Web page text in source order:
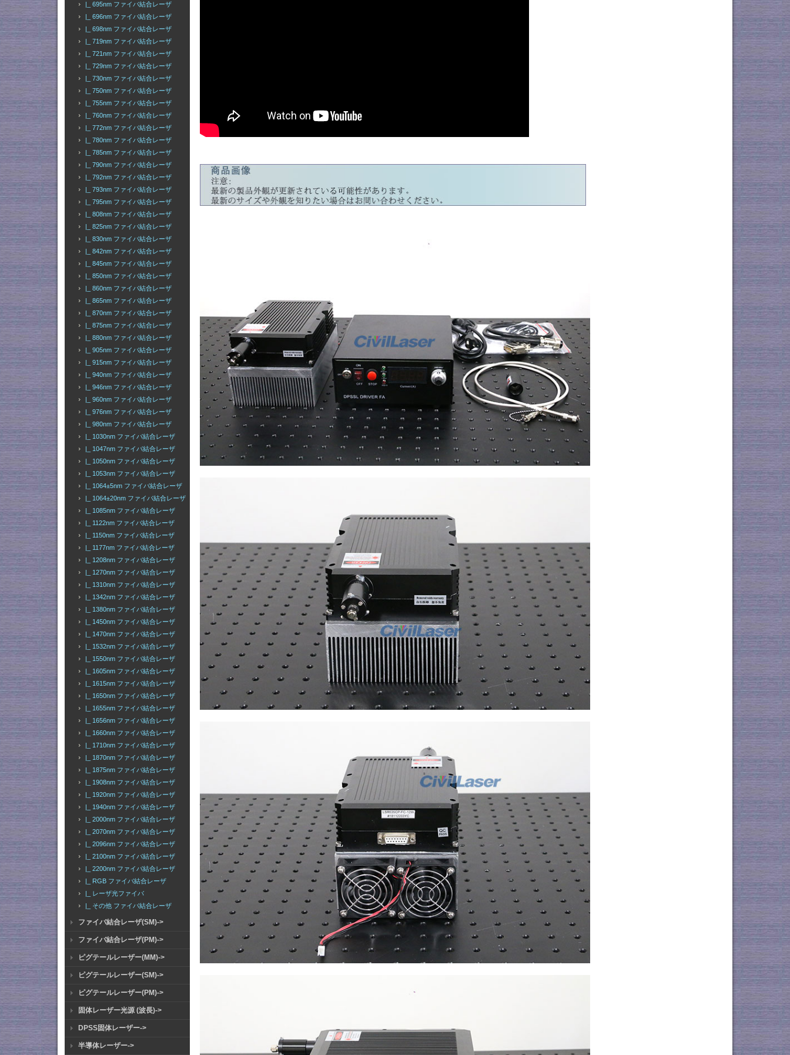
|_ 695nm ファイバ結合レーザ
|_ 696nm ファイバ結合レーザ
|_ 698nm ファイバ結合レーザ
|_ 719nm ファイバ結合レーザ
|_ 721nm ファイバ結合レーザ
|_ 729nm ファイバ結合レーザ
|_ 730nm ファイバ結合レーザ
|_ 750nm ファイバ結合レーザ
|_ 755nm ファイバ結合レーザ
|_ 760nm ファイバ結合レーザ
|_ 772nm ファイバ結合レーザ
|_ 780nm ファイバ結合レーザ
|_ 785nm ファイバ結合レーザ
|_ 790nm ファイバ結合レーザ
|_ 792nm ファイバ結合レーザ
|_ 793nm ファイバ結合レーザ
|_ 795nm ファイバ結合レーザ
|_ 808nm ファイバ結合レーザ
|_ 825nm ファイバ結合レーザ
|_ 830nm ファイバ結合レーザ
|_ 842nm ファイバ結合レーザ
|_ 845nm ファイバ結合レーザ
|_ 850nm ファイバ結合レーザ
|_ 860nm ファイバ結合レーザ
|_ 865nm ファイバ結合レーザ
|_ 870nm ファイバ結合レーザ
|_ 875nm ファイバ結合レーザ
|_ 880nm ファイバ結合レーザ
|_ 905nm ファイバ結合レーザ
|_ 915nm ファイバ結合レーザ
|_ 940nm ファイバ結合レーザ
|_ 946nm ファイバ結合レーザ
|_ 960nm ファイバ結合レーザ
|_ 976nm ファイバ結合レーザ
|_ 980nm ファイバ結合レーザ
|_ 1030nm ファイバ結合レーザ
|_ 1047nm ファイバ結合レーザ
|_ 1050nm ファイバ結合レーザ
|_ 1053nm ファイバ結合レーザ
|_ 1064±5nm ファイバ結合レーザ
|_ 1064±20nm ファイバ結合レーザ
|_ 1085nm ファイバ結合レーザ
|_ 1122nm ファイバ結合レーザ
|_ 1150nm ファイバ結合レーザ
|_ 1177nm ファイバ結合レーザ
|_ 1208nm ファイバ結合レーザ
|_ 1270nm ファイバ結合レーザ
|_ 1310nm ファイバ結合レーザ
|_ 1342nm ファイバ結合レーザ
|_ 1380nm ファイバ結合レーザ
|_ 1450nm ファイバ結合レーザ
|_ 1470nm ファイバ結合レーザ
|_ 1532nm ファイバ結合レーザ
|_ 1550nm ファイバ結合レーザ
|_ 1605nm ファイバ結合レーザ
|_ 1615nm ファイバ結合レーザ
|_ 1650nm ファイバ結合レーザ
|_ 1655nm ファイバ結合レーザ
|_ 1656nm ファイバ結合レーザ
|_ 1660nm ファイバ結合レーザ
|_ 1710nm ファイバ結合レーザ
|_ 1870nm ファイバ結合レーザ
|_ 1875nm ファイバ結合レーザ
|_ 1908nm ファイバ結合レーザ
|_ 1920nm ファイバ結合レーザ
|_ 1940nm ファイバ結合レーザ
|_ 2000nm ファイバ結合レーザ
|_ 2070nm ファイバ結合レーザ
|_ 2096nm ファイバ結合レーザ
|_ 2100nm ファイバ結合レーザ
|_ 2200nm ファイバ結合レーザ
|_ RGB ファイバ結合レーザ
|_ レーザ光ファイバ
|_ その他 ファイバ結合レーザ
ファイバ結合レーザ(SM)->
ファイバ結合レーザ(PM)->
ピグテールレーザー(MM)->
ピグテールレーザー(SM)->
ピグテールレーザー(PM)->
固体レーザー光源 (波長)->
DPSS固体レーザー->
半導体レーザー->